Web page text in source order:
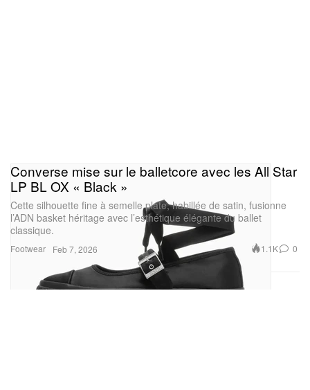
Footwear
Converse mise sur le balletcore avec les All Star
LP BL OX « Black »
Cette silhouette fine à semelle plate, habillée de satin, fusionne
l’ADN basket héritage avec l’esthétique élégante du ballet
classique.
Feb 7, 2026 1.1K 0